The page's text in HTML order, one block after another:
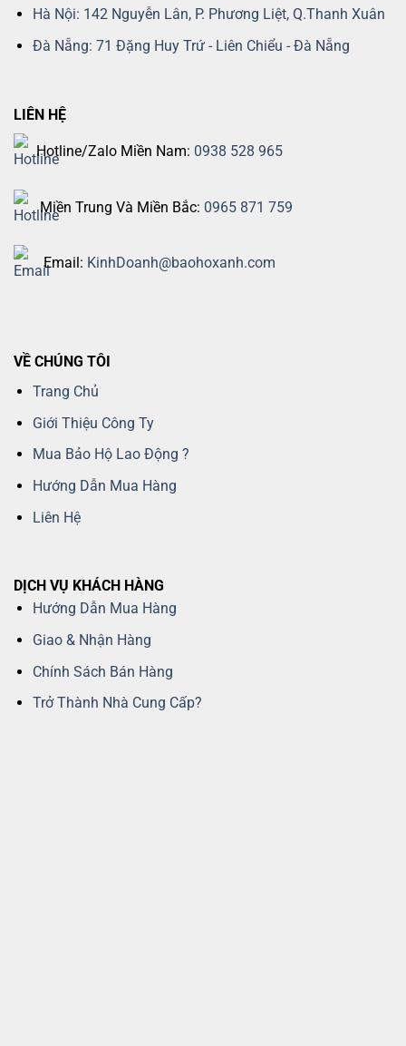
Hà Nội: 142 Nguyễn Lân, P. Phương Liệt, Q.Thanh Xuân
Đà Nẵng: 71 Đặng Huy Trứ - Liên Chiểu - Đà Nẵng
LIÊN HỆ
Hotline/Zalo Miền Nam: 0938 528 965
Miền Trung Và Miền Bắc: 0965 871 759
Email: KinhDoanh@baohoxanh.com
VỀ CHÚNG TÔI
Trang Chủ
Giới Thiệu Công Ty
Mua Bảo Hộ Lao Động ?
Hướng Dẫn Mua Hàng
Liên Hệ
DỊCH VỤ KHÁCH HÀNG
Hướng Dẫn Mua Hàng
Giao & Nhận Hàng
Chính Sách Bán Hàng
Trở Thành Nhà Cung Cấp?